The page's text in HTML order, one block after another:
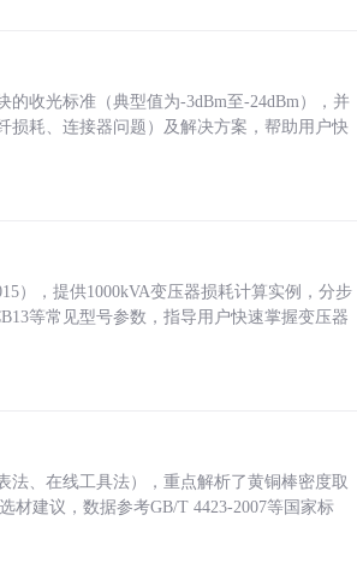
收光标准（典型值为-3dBm至-24dBm），并
损耗、连接器问题）及解决方案，帮助用户快
），提供1000kVA变压器损耗计算实例，分步
等常见型号参数，指导用户快速掌握变压器
、在线工具法），重点解析了黄铜棒密度取
材建议，数据参考GB/T 4423-2007等国家标